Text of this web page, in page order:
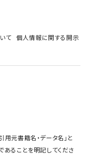
て
個人情報に関する開示
元書籍名・データ名」と
あることを明記してくださ